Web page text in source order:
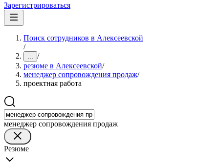
Зарегистрироваться
Поиск сотрудников в Алексеевской
/
... /
резюме в Алексеевской/
менеджер сопровождения продаж/
проектная работа
менеджер сопровождения продаж
Резюме